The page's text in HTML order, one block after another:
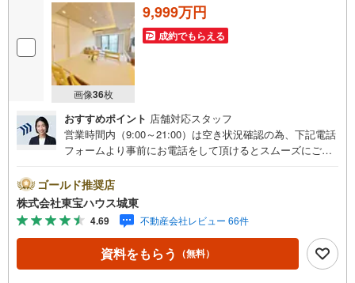
画像36枚
9,999万円
成約でもらえる
おすすめポイント 店舗対応スタッフ
営業時間内（9:00～21:00）は空き状況確認の為、下記電話
フォームより事前にお電話をして頂けるとスムーズにご案
カレンダーの作成▽ご購入後もお客様の人生のパートナー
として暮らしの「安心」を守り続けます。【Yahoo！ 不動
産キャンペーン対象店舗】当店で物件を成約するとPayPay
ボーナスライトがもらえる「Yahoo！ 不動産 物件ご成約キ
ャンペーン」の対象になります。「資料をもらう」「見学
予約をする」ボタンからお問い合わせください。※必ずYah
ゴールド推奨店
株式会社東宝ハウス城東
4.69 不動産会社レビュー 66件
資料をもらう （無料）